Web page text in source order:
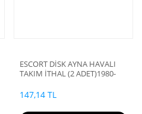
ESCORT DİSK AYNA HAVALI
TAKIM İTHAL (2 ADET)1980-
147,14 TL